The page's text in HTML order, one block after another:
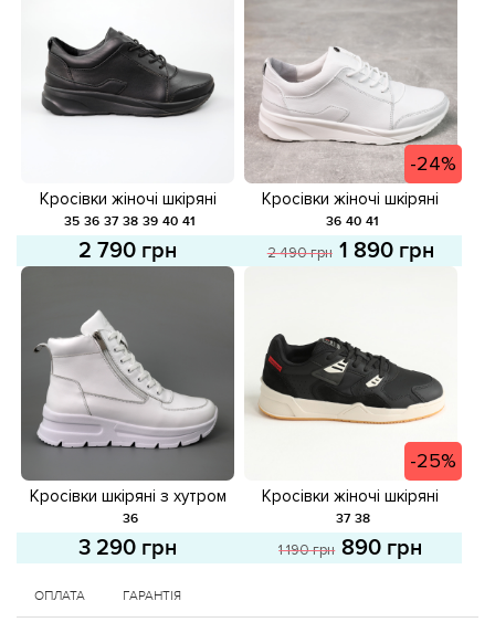
Кросівки жіночі шкіряні
581671 Чорні
35 36 37 38 39 40 41
2 790 грн
-24%
Кросівки жіночі шкіряні
582138 Білі розпродаж
36 40 41
2 490 грн 1 890 грн
Кросівки шкіряні з хутром
587647 Білі
36
3 290 грн
-25%
Кросівки жіночі шкіряні
587866 Чорні розпродаж
37 38
1 190 грн 890 грн
ОПЛАТА ГАРАНТІЯ